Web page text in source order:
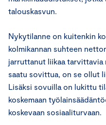
talouskasvun.
Nykytilanne on kuitenkin
kolmikannan suhteen
jarruttanut liikaa tarvittavia
saatu sovittua, on se ollut
Lisäksi sovuilla on lukittu
koskemaan
koskevaan sosiaaliturvaan.